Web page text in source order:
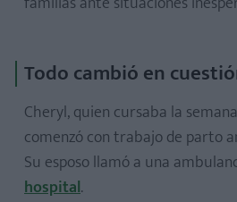
Todo cambió en
Cheryl, quien cursaba la
comenzó con trabajo de parto
Su esposo llamó a una
hospital.